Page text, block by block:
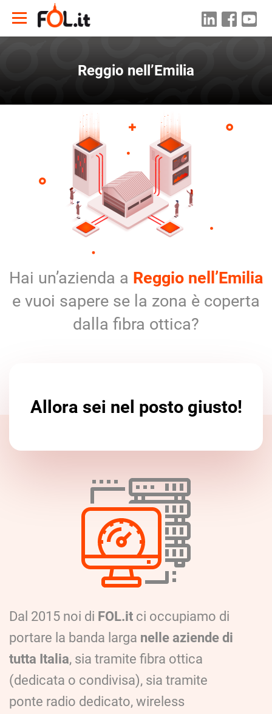
Reggio nell’Emilia
Hai un’azienda a Reggio nell’Emilia
e vuoi sapere se la zona è coperta
dalla fibra ottica?
Allora sei nel posto giusto!
Dal 2015 noi di FOL.it ci occupiamo di
portare la banda larga nelle aziende di
tutta Italia, sia tramite fibra ottica
(dedicata o condivisa), sia tramite
ponte radio dedicato, wireless